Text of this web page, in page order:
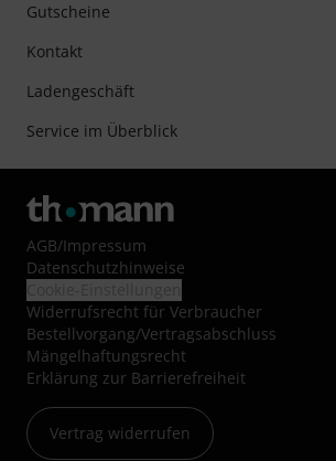
Gutscheine
Kontakt
Ladengeschäft
Service im Überblick
AGB/Impressum
Datenschutzhinweise
Widerrufsrecht für Verbraucher
Bestellvorgang/Vertragsabschluss
Mängelhaftungsrecht
Erklärung zur Barrierefreiheit
Vertrag widerrufen